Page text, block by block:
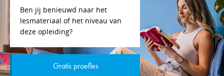
Ben jij benieuwd naar het
lesmateriaal of het niveau van
deze opleiding?
Gratis proefles